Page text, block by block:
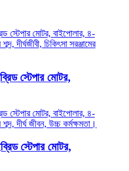
স্টেপার মোটর,
স্টেপার মোটর,